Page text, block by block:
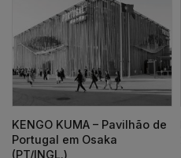
KENGO KUMA – Pavilhão de
Portugal em Osaka
(PT/INGL.)